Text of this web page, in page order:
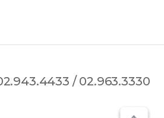
/ 02.963.3330